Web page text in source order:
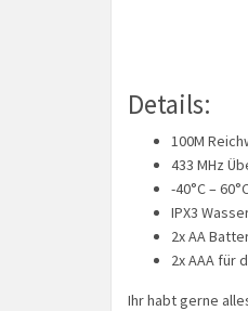
Details:
100M
433 MHz
-40°C –
IPX3
2x AA
2x AAA für
Ihr habt gerne